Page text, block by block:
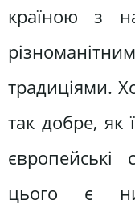
країною з
традиціями.
так добре, як
європейські
цього є